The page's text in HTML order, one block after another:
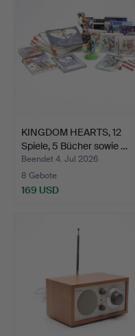
KINGDOM HEARTS, 12
Spiele, 5 Bücher sowie …
Beendet 4. Jul 2026
8 Gebote
169 USD